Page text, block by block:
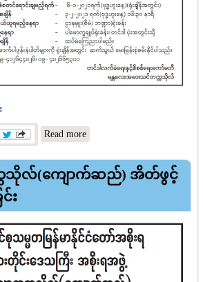
Read more about မန္တလေးအဝေးသင်
တက္ကသိုလ် ပစ္စည်းဝယ်ယူ
ရေးလုပ်ငန်းများဆောင်ရွက်
ရန် အိတ်ဖွင့်တင်ဒါခေါ်ယူ
ကသိုလ်(ကျောက်ဆည်) အိတ်ဖွင့်
း